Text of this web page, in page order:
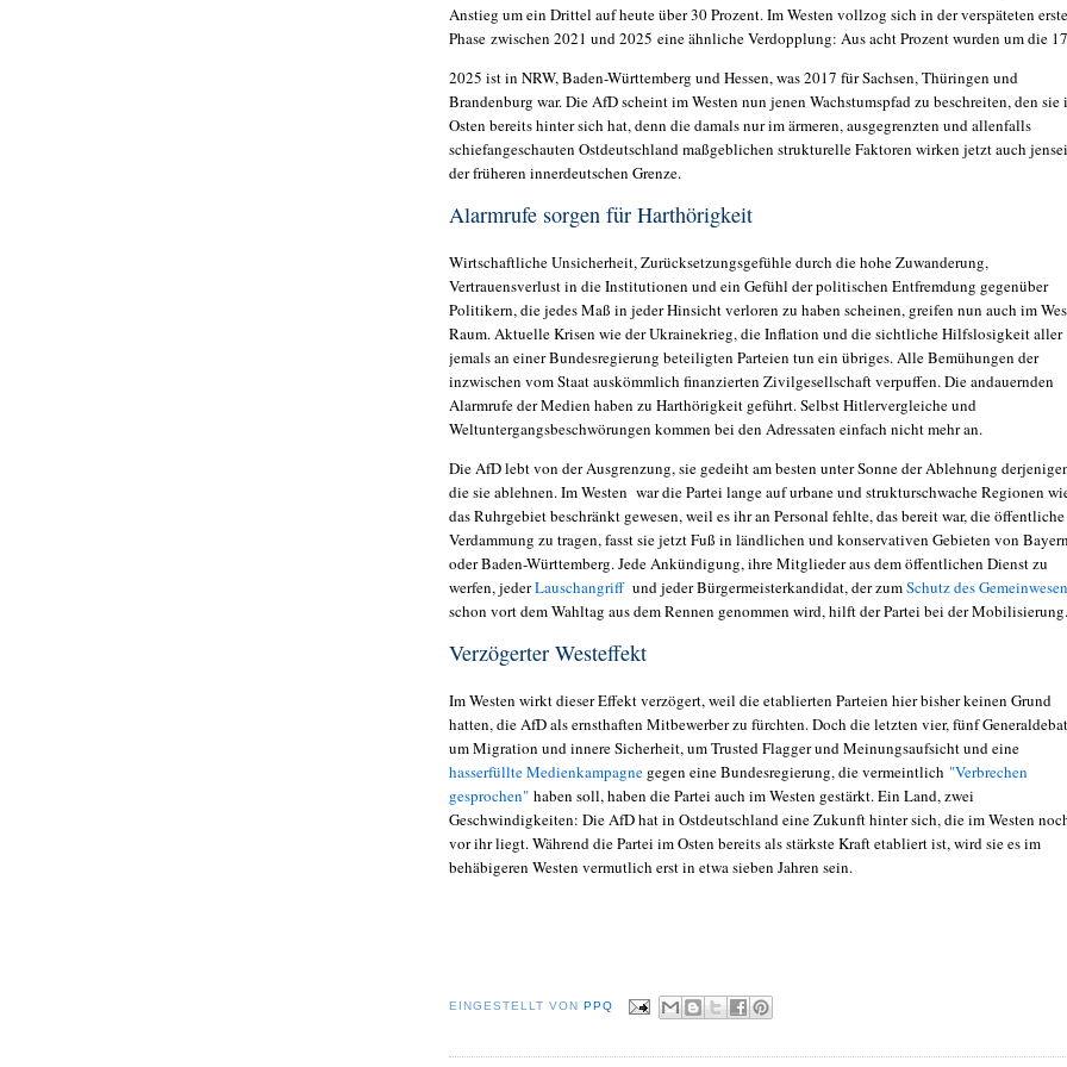
Anstieg um ein Drittel auf heute über 30 Prozent. Im Westen vollzog sich in der verspäteten
Phase zwischen 2021 und 2025 eine ähnliche Verdopplung: Aus acht Prozent wurden um die
2025 ist in NRW, Baden-Württemberg und Hessen, was 2017 für Sachsen, Thüringen und
Brandenburg war. Die AfD scheint im Westen nun jenen Wachstumspfad zu beschreiten, den sie
Osten bereits hinter sich hat, denn die damals nur im ärmeren, ausgegrenzten und allenfalls
schiefangeschauten Ostdeutschland maßgeblichen strukturelle Faktoren wirken jetzt auch
der früheren innerdeutschen Grenze.
Alarmrufe sorgen für Harthörigkeit
Wirtschaftliche Unsicherheit, Zurücksetzungsgefühle durch die hohe Zuwanderung,
Vertrauensverlust in die Institutionen und ein Gefühl der politischen Entfremdung gegenüber
Politikern, die jedes Maß in jeder Hinsicht verloren zu haben scheinen, greifen nun auch im
Raum. Aktuelle Krisen wie der Ukrainekrieg, die Inflation und die sichtliche Hilfslosigkeit aller
jemals an einer Bundesregierung beteiligten Parteien tun ein übriges. Alle Bemühungen der
inzwischen vom Staat auskömmlich finanzierten Zivilgesellschaft verpuffen. Die andauernden
Alarmrufe der Medien haben zu Harthörigkeit geführt. Selbst Hitlervergleiche und
Weltuntergangsbeschwörungen kommen bei den Adressaten einfach nicht mehr an.
Die AfD lebt von der Ausgrenzung, sie gedeiht am besten unter Sonne der Ablehnung
die sie ablehnen. Im Westen war die Partei lange auf urbane und strukturschwache Regionen
das Ruhrgebiet beschränkt gewesen, weil es ihr an Personal fehlte, das bereit war, die öffentliche
Verdammung zu tragen, fasst sie jetzt Fuß in ländlichen und konservativen Gebieten von Bayern
oder Baden-Württemberg. Jede Ankündigung, ihre Mitglieder aus dem öffentlichen Dienst zu
werfen, jederLauschangriff und jeder Bürgermeisterkandidat, der zumSchutz des
schon vort dem Wahltag aus dem Rennen genommen wird, hilft der Partei bei der Mobilisierung.
Verzögerter Westeffekt
Im Westen wirkt dieser Effekt verzögert, weil die etablierten Parteien hier bisher keinen Grund
hatten, die AfD als ernsthaften Mitbewerber zu fürchten. Doch die letzten vier, fünf
um Migration und innere Sicherheit, um Trusted Flagger und Meinungsaufsicht und eine
hasserfüllte Medienkampagne gegen eine Bundesregierung, die vermeintlich "Verbrechen
gesprochen" haben soll, haben die Partei auch im Westen gestärkt. Ein Land, zwei
Geschwindigkeiten: Die AfD hat in Ostdeutschland eine Zukunft hinter sich, die im Westen
vor ihr liegt. Während die Partei im Osten bereits als stärkste Kraft etabliert ist, wird sie es im
behäbigeren Westen vermutlich erst in etwa sieben Jahren sein.
EINGESTELLT VONPPQ